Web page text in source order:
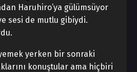
Haruhiro’ya gülümsüyor
sesi de mutlu gibiydi.
yerken bir sonraki
konuştular ama hiçbiri